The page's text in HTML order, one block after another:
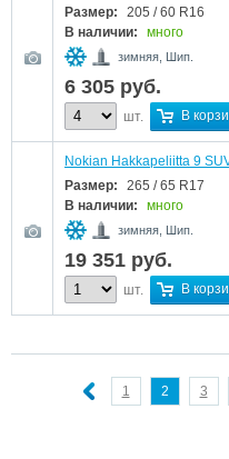
Размер:
205 / 60 R16
В наличии:
много
зимняя, Шип.
6 305 руб.
шт. В
Nokian Hakkapeliitta 9
Размер:
265 / 65 R17
В наличии:
много
зимняя, Шип.
19 351 руб.
шт. В
1 2 3